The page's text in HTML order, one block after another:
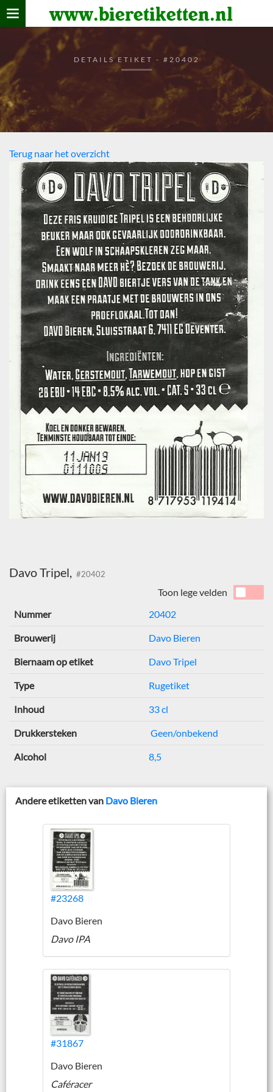
www.bieretiketten.nl
Home
verzamelen
De bierkaart
Bezoekers
DETAILS ETIKET - #20402
Terug naar het overzicht
Davo Tripel, #20402
Toon lege velden
Nummer
20402
Brouwerij Davo Bieren
Biernaam op etiket Davo Tripel
Type Rugetiket
Inhoud 33 cl
Drukkersteken Geen/onbekend
Alcohol 8,5
Andere etiketten van Davo Bieren
#23268
Davo Bieren
Davo IPA
#31867
Davo Bieren
Caféracer